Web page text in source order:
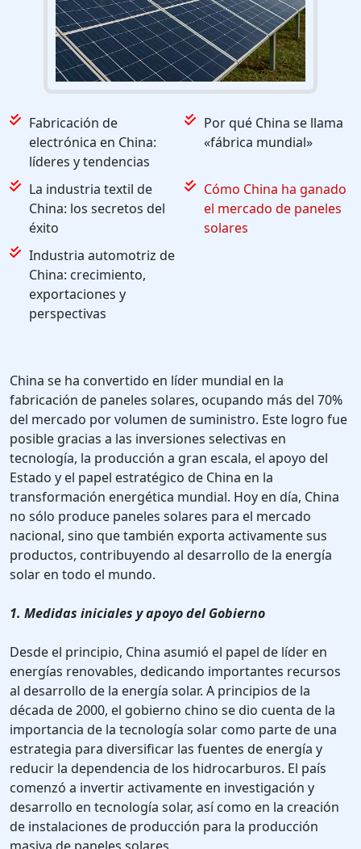
Fabricación de
electrónica en China:
líderes y tendencias
Por qué China se llama
«fábrica mundial»
La industria textil de
China: los secretos del
éxito
Cómo China ha ganado
el mercado de paneles
solares
Industria automotriz de
China: crecimiento,
exportaciones y
perspectivas
China se ha convertido en líder mundial en la
fabricación de paneles solares, ocupando más del 70%
del mercado por volumen de suministro. Este logro fue
posible gracias a las inversiones selectivas en
tecnología, la producción a gran escala, el apoyo del
Estado y el papel estratégico de China en la
transformación energética mundial. Hoy en día, China
no sólo produce paneles solares para el mercado
nacional, sino que también exporta activamente sus
productos, contribuyendo al desarrollo de la energía
solar en todo el mundo.
1. Medidas iniciales y apoyo del Gobierno
Desde el principio, China asumió el papel de líder en
energías renovables, dedicando importantes recursos
al desarrollo de la energía solar. A principios de la
década de 2000, el gobierno chino se dio cuenta de la
importancia de la tecnología solar como parte de una
estrategia para diversificar las fuentes de energía y
reducir la dependencia de los hidrocarburos. El país
comenzó a invertir activamente en investigación y
desarrollo en tecnología solar, así como en la creación
de instalaciones de producción para la producción